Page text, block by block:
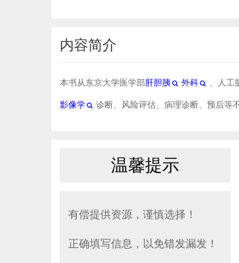
内容简介
本书从东京大学医学部肝胆胰 外科 、人工
影像学 诊断、风险评估、病理诊断、预后等
温馨提示
有偿提供资源，谨慎选择！
正确填写信息，以免错发漏发！